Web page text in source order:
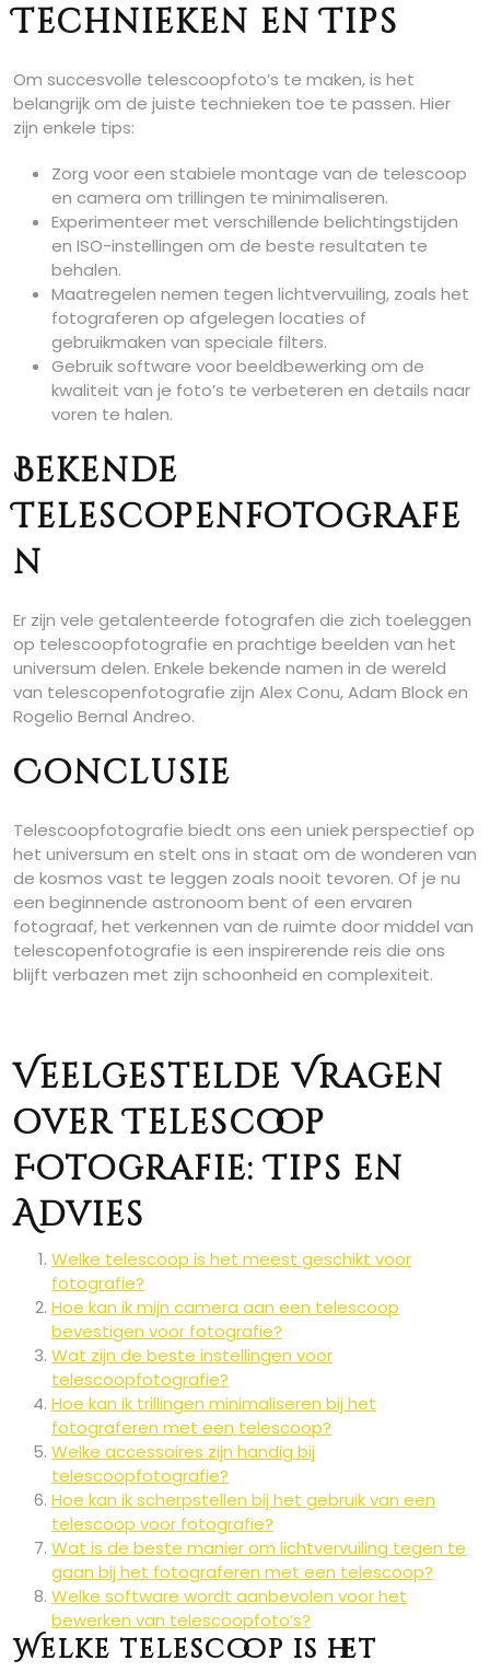
Technieken en Tips
Om succesvolle telescoopfoto’s te maken, is het
belangrijk om de juiste technieken toe te passen. Hier
zijn enkele tips:
Zorg voor een stabiele montage van de telescoop
en camera om trillingen te minimaliseren.
Experimenteer met verschillende belichtingstijden
en ISO-instellingen om de beste resultaten te
behalen.
Maatregelen nemen tegen lichtvervuiling, zoals het
fotograferen op afgelegen locaties of
gebruikmaken van speciale filters.
Gebruik software voor beeldbewerking om de
kwaliteit van je foto’s te verbeteren en details naar
voren te halen.
Bekende
Telescopenfotografe
n
Er zijn vele getalenteerde fotografen die zich toeleggen
op telescoopfotografie en prachtige beelden van het
universum delen. Enkele bekende namen in de wereld
van telescopenfotografie zijn Alex Conu, Adam Block en
Rogelio Bernal Andreo.
Conclusie
Telescoopfotografie biedt ons een uniek perspectief op
het universum en stelt ons in staat om de wonderen van
de kosmos vast te leggen zoals nooit tevoren. Of je nu
een beginnende astronoom bent of een ervaren
fotograaf, het verkennen van de ruimte door middel van
telescopenfotografie is een inspirerende reis die ons
blijft verbazen met zijn schoonheid en complexiteit.
Veelgestelde Vragen
over Telescoop
Fotografie: Tips en
Advies
Welke telescoop is het meest geschikt voor
fotografie?
Hoe kan ik mijn camera aan een telescoop
bevestigen voor fotografie?
Wat zijn de beste instellingen voor
telescoopfotografie?
Hoe kan ik trillingen minimaliseren bij het
fotograferen met een telescoop?
Welke accessoires zijn handig bij
telescoopfotografie?
Hoe kan ik scherpstellen bij het gebruik van een
telescoop voor fotografie?
Wat is de beste manier om lichtvervuiling tegen te
gaan bij het fotograferen met een telescoop?
Welke software wordt aanbevolen voor het
bewerken van telescoopfoto’s?
Welke telescoop is het